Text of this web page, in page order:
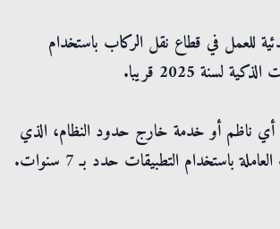
حصلت على موافقات مبدئية للعمل في قطاع نقل الركاب باستخدام
2025 قريبا.
أي ناظم أو خدمة خارج حدود النظام، الذي
باستخدام التطبيقات حدد بـ 7 سنوات.